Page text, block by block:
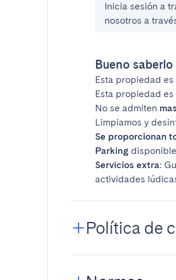
Inicia sesión a
nosotros a
Bueno saberlo
Esta propiedad
Esta propiedad
No se admiten
Limpiamos y
Se proporcionan
Parking
Servicios extra:
actividades
Política de